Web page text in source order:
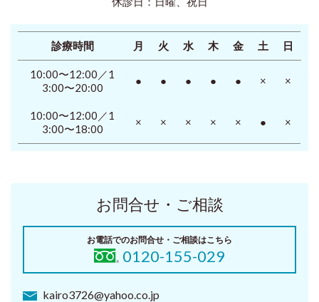
診療時間 月 火 水 木 金 土 日
10:00〜12:00／1
3:00〜20:00
● ● ● ● ● × ×
10:00〜12:00／1
3:00〜18:00
× × × × × ● ×
お問合せ・ご相談
お電話でのお問合せ・ご相談はこちら
0120-155-029
kairo3726@yahoo.co.jp